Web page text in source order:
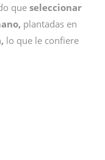
que seleccionar
plantadas en
lo que le confiere